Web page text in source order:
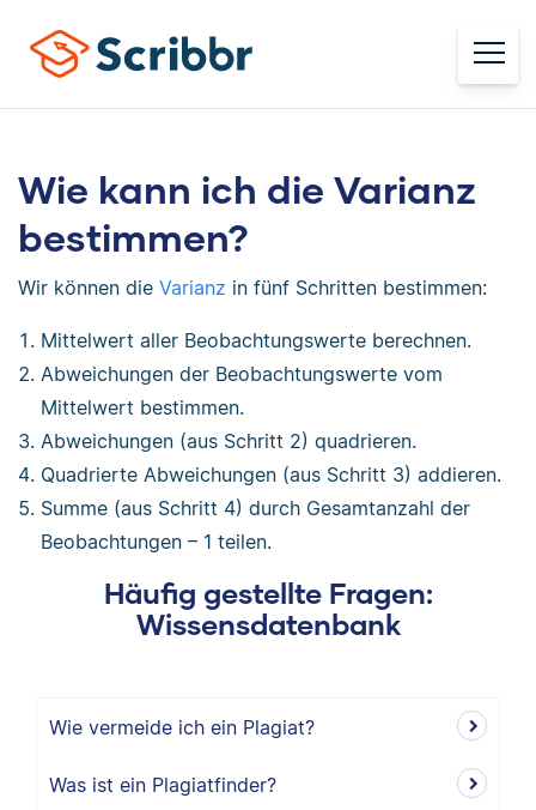
Wie kann ich die Varianz
bestimmen?
Wir können die Varianz in fünf Schritten bestimmen:
Mittelwert aller Beobachtungswerte berechnen.
Abweichungen der Beobachtungswerte vom
Mittelwert bestimmen.
Abweichungen (aus Schritt 2) quadrieren.
Quadrierte Abweichungen (aus Schritt 3) addieren.
Summe (aus Schritt 4) durch Gesamtanzahl der
Beobachtungen – 1 teilen.
Häufig gestellte Fragen:
Wissensdatenbank
Wie vermeide ich ein Plagiat?
Was ist ein Plagiatfinder?